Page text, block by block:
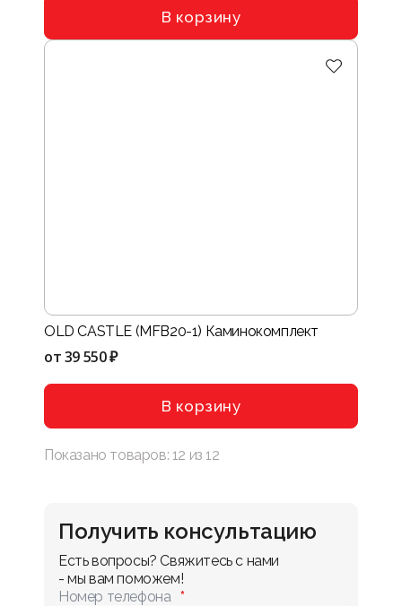
В корзину
OLD CASTLE (MFB20-1) Каминокомплект
от39 550 ₽
В корзину
Показано товаров: 12 из12
Получить консультацию
Есть вопросы? Свяжитесь с нами
- мы вам поможем!
Номер телефона